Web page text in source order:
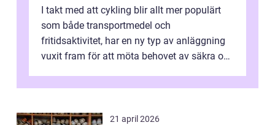
I takt med att cykling blir allt mer populärt
som både transportmedel och
fritidsaktivitet, har en ny typ av anläggning
vuxit fram för att möta behovet av säkra och
21 april 2026